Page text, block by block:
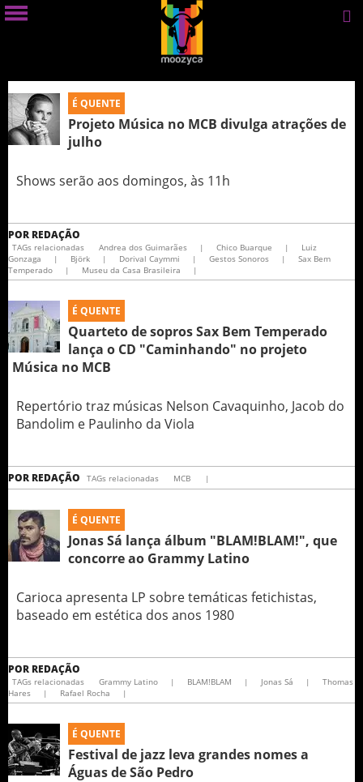
É QUENTE
Projeto Música no MCB divulga atrações de
julho
Shows serão aos domingos, às 11h
POR REDAÇÃO
TAGs relacionadas Andrea dos Guimarães | Chico Buarque |
Luiz
Gonzaga
| Björk | Dorival Caymmi | Gestos Sonoros |
Sax Bem
Temperado
| Museu da Casa Brasileira |
É QUENTE
Quarteto de sopros Sax Bem Temperado
lança o CD "Caminhando" no projeto
Música no MCB
Repertório traz músicas Nelson Cavaquinho, Jacob do
Bandolim e Paulinho da Viola
POR REDAÇÃO TAGs relacionadas MCB |
É QUENTE
Jonas Sá lança álbum "BLAM!BLAM!", que
concorre ao Grammy Latino
Carioca apresenta LP sobre temáticas fetichistas,
baseado em estética dos anos 1980
POR REDAÇÃO
TAGs relacionadas Grammy Latino | BLAM!BLAM | Jonas Sá |
Thomas
Hares
| Rafael Rocha |
É QUENTE
Festival de jazz leva grandes nomes a
Águas de São Pedro